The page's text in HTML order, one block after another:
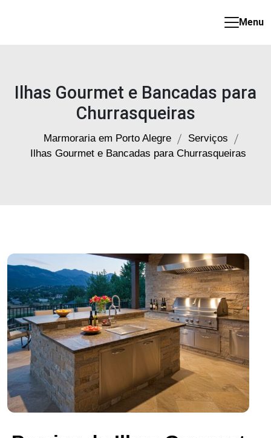
Menu
Ilhas Gourmet e Bancadas para
Churrasqueiras
Marmoraria em Porto Alegre
Serviços
Ilhas Gourmet e Bancadas para Churrasqueiras